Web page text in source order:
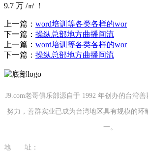
9.7 万 /㎡！
上一篇： word培训等各类各样的wor
下一篇： 操纵总部地方曲播间流
上一篇： word培训等各类各样的wor
下一篇： 操纵总部地方曲播间流
J9.com老哥俱乐部源自于 1992 年创办的台湾
努力，善群实业已成为台湾地区具有规模的环
一。
地 址：